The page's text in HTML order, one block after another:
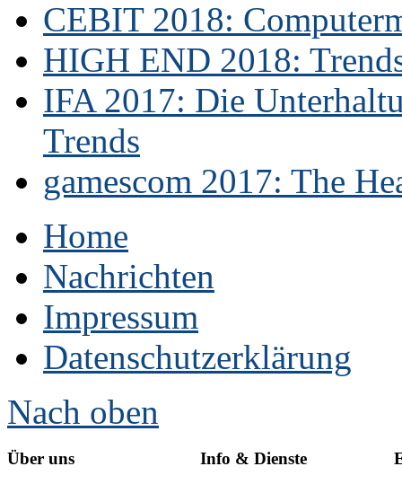
CEBIT 2018:
HIGH END 2018:
IFA 2017: Die
Trends
gamescom 2017: The
Home
Nachrichten
Impressum
Datenschutzerklärung
Nach oben
Über uns Info & Dienste